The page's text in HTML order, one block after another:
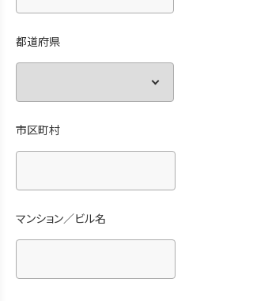
都道府県
市区町村
マンション／ビル名